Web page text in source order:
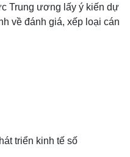
Trung ương lấy ý kiến dự
về đánh giá, xếp loại cán
triển kinh tế số